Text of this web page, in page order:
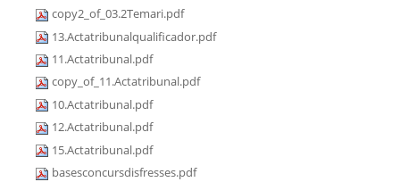
copy2_of_03.2Temari.pdf
13.Actatribunalqualificador.pdf
11.Actatribunal.pdf
copy_of_11.Actatribunal.pdf
10.Actatribunal.pdf
12.Actatribunal.pdf
15.Actatribunal.pdf
basesconcursdisfresses.pdf